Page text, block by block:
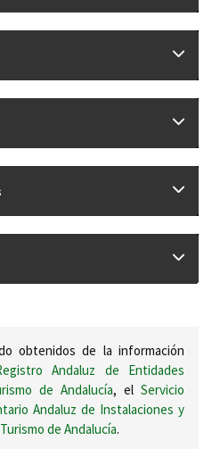
obtenidos de la información
Andaluz de Entidades
de Andalucía, el Servicio
Andaluz de Instalaciones y
Turismo de Andalucía.